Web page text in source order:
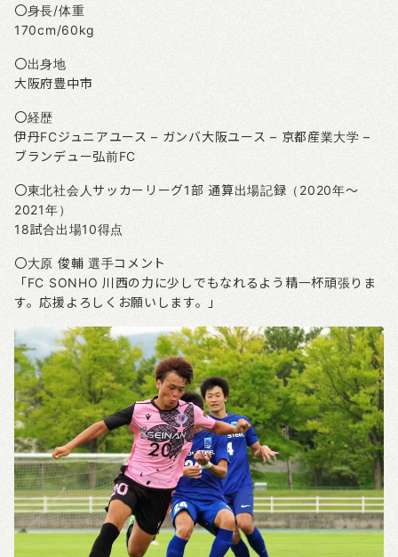
〇身長/体重
170cm/60kg
〇出身地
大阪府豊中市
〇経歴
伊丹FCジュニアユース – ガンバ大阪ユース – 京都産業大学 –
ブランデュー弘前FC
〇東北社会人サッカーリーグ1部 通算出場記録（2020年～
2021年）
18試合出場10得点
〇大原 俊輔 選手コメント
「FC SONHO 川西の力に少しでもなれるよう精一杯頑張りま
す。応援よろしくお願いします。」